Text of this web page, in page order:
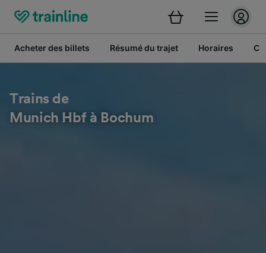
Acheter des billets Résumé du trajet Horaires
Trains de
Munich Hbf à Bochum